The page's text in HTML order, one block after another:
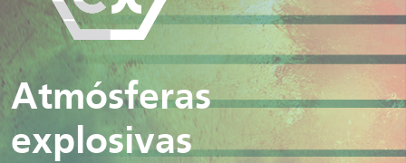
Atmósferas
explosivas